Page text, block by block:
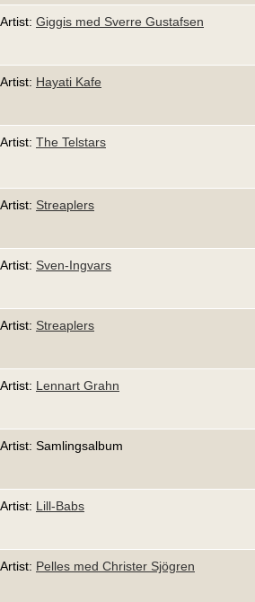
Artist: Giggis med Sverre Gustafsen
Artist: Hayati Kafe
Artist: The Telstars
Artist: Streaplers
Artist: Sven-Ingvars
Artist: Streaplers
Artist: Lennart Grahn
Artist: Samlingsalbum
Artist: Lill-Babs
Artist: Pelles med Christer Sjögren